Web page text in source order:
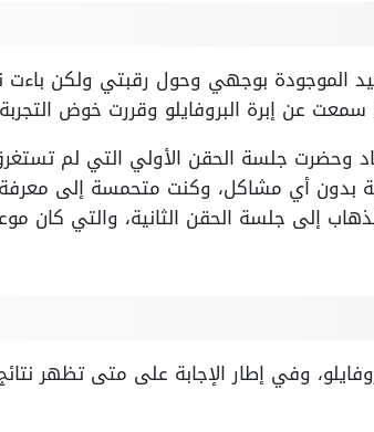
الموجودة بوجهي وحول رقبتي ولكن باءت
عن إبرة البروفايلو وقررت خوض
وحضرت جلسة الحقن الأولي التي لم
بدون أي مشاكل، وكنت متحمسة إلى معرفة
إلى جلسة الحقن الثانية، والتي كان
وفي إطار الإجابة على متى تظهر نتائج